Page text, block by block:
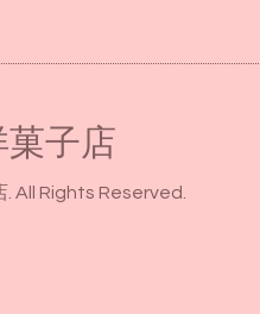
菓子店
. All Rights Reserved.